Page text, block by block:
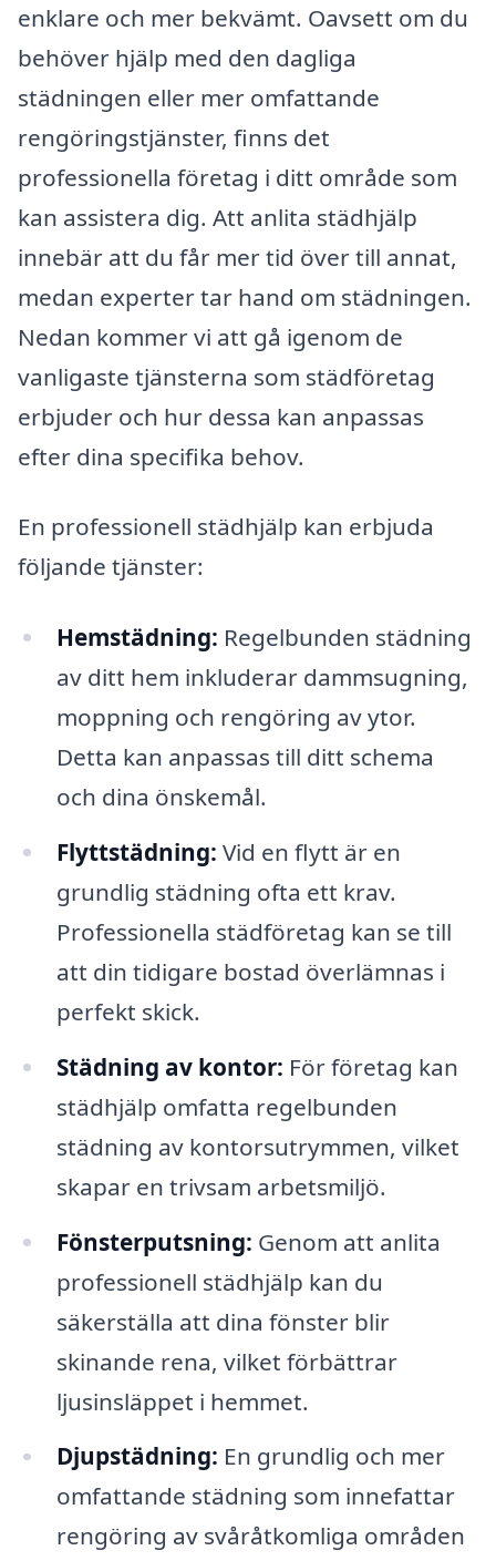
enklare och mer bekvämt. Oavsett om du
behöver hjälp med den dagliga
städningen eller mer omfattande
rengöringstjänster, finns det
professionella företag i ditt område som
kan assistera dig. Att anlita städhjälp
innebär att du får mer tid över till annat,
medan experter tar hand om städningen.
Nedan kommer vi att gå igenom de
vanligaste tjänsterna som städföretag
erbjuder och hur dessa kan anpassas
efter dina specifika behov.
En professionell städhjälp kan erbjuda
följande tjänster:
Hemstädning: Regelbunden städning
av ditt hem inkluderar dammsugning,
moppning och rengöring av ytor.
Detta kan anpassas till ditt schema
och dina önskemål.
Flyttstädning: Vid en flytt är en
grundlig städning ofta ett krav.
Professionella städföretag kan se till
att din tidigare bostad överlämnas i
perfekt skick.
Städning av kontor: För företag kan
städhjälp omfatta regelbunden
städning av kontorsutrymmen, vilket
skapar en trivsam arbetsmiljö.
Fönsterputsning: Genom att anlita
professionell städhjälp kan du
säkerställa att dina fönster blir
skinande rena, vilket förbättrar
ljusinsläppet i hemmet.
Djupstädning: En grundlig och mer
omfattande städning som innefattar
rengöring av svåråtkomliga områden